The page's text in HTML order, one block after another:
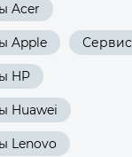
Acer
Apple
HP
Huawei
Lenovo